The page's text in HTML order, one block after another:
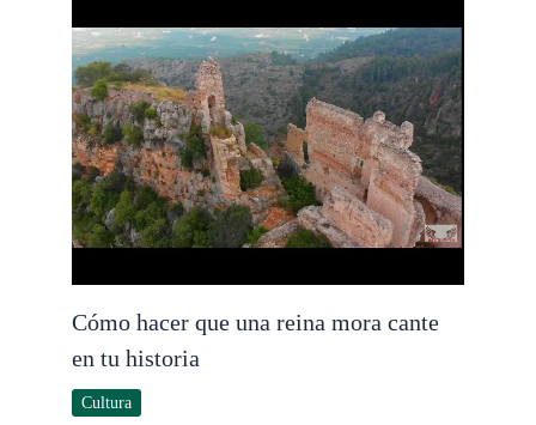
Cómo hacer que una reina mora cante
en tu historia
Cultura